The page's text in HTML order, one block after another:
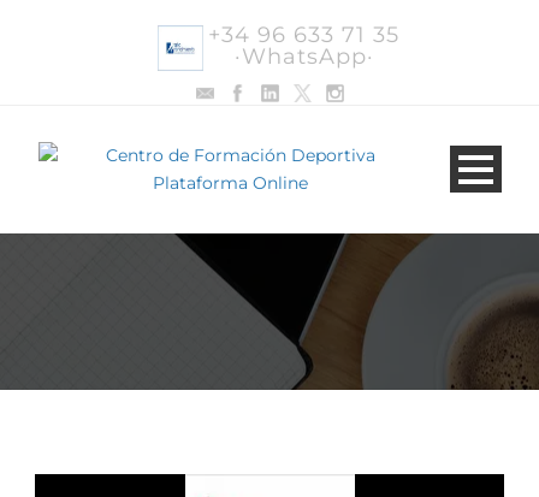
+34 96 633 71 35
·WhatsApp·